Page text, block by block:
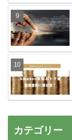
カテゴリー